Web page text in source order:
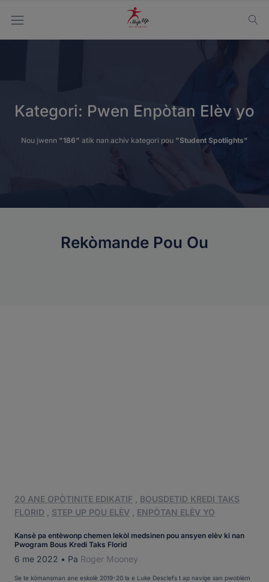
Kategori: Pwen Enpòtan Elèv yo
Nou jwenn "186" atik nan achiv kategori pou "Student Spotlights"
Rekòmande Pou Ou
20 ANE OPÒTINITE EDIKATIF
BOUSDETID KREDI TAKS
FLORID
STEP UP POU ELÈV ENPÒTAN ELÈV YO
Kansè pa entèwonp chemen lekòl medsinen pou ansyen elèv ki nan
Pwogram Bous Kredi Taks Florid
6 me 2022 • Pa Roger Mooney
Se te kòmansman ane eskolè 2019-20 la e Luke Desclefs t ap navige san pwoblèm